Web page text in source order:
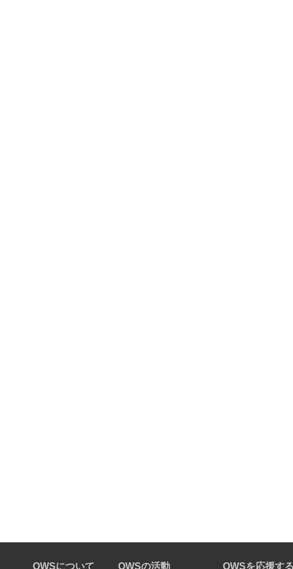
OWSについて OWSの活動 OWSを応援する